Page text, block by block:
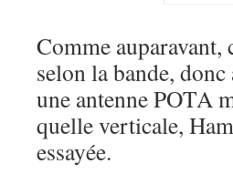
Comme auparavant,
selon la bande, donc
une antenne POTA
quelle verticale,
essayée.